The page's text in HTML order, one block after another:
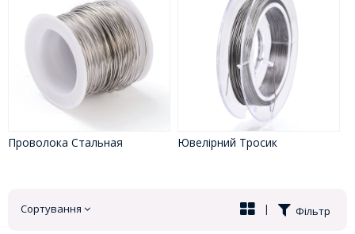
Проволока Стальная Ювелірний Тросик
Сортування Фільтр
|